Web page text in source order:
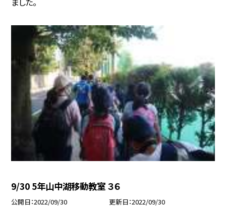
9/30 5年山中湖移動教室 ３６
公開日 2022/09/30 更新日 2022/09/30